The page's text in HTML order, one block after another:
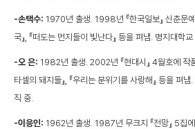
-손택수: 1970년 출생. 1998년 『한국일보』 신춘문
국』, 『떠도는 먼지들이 빛난다』 등을 펴냄. 명지대학
-오 은: 1982년 출생. 2002년 『현대시』 4월호에 작
타셀의 돼지들』, 『우리는 분위기를 사랑해』 등을 펴
직 중.
-이응인: 1962년 출생. 1987년 무크지 『전망』 5집